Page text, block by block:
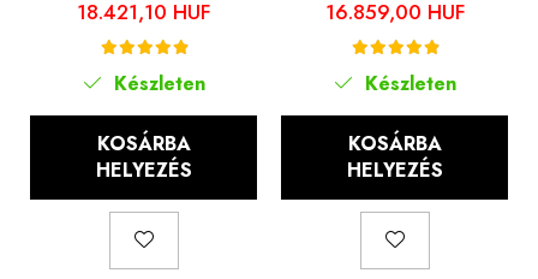
kalapált hammerhead,
7Cr17 acél, rózsafa
markolat, 27.5 cm
18.421,10 HUF
Készleten
KOSÁRBA
HELYEZÉS
kalapált hammerhead,
7Cr17 acél, 28.5 cm
16.859,00 HUF
Készleten
KOSÁRBA
HELYEZÉS